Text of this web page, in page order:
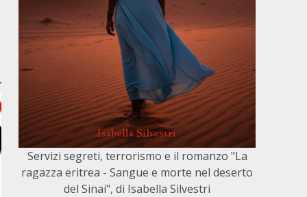
Servizi segreti, terrorismo e il romanzo "La
ragazza eritrea - Sangue e morte nel deserto
del Sinai", di Isabella Silvestri